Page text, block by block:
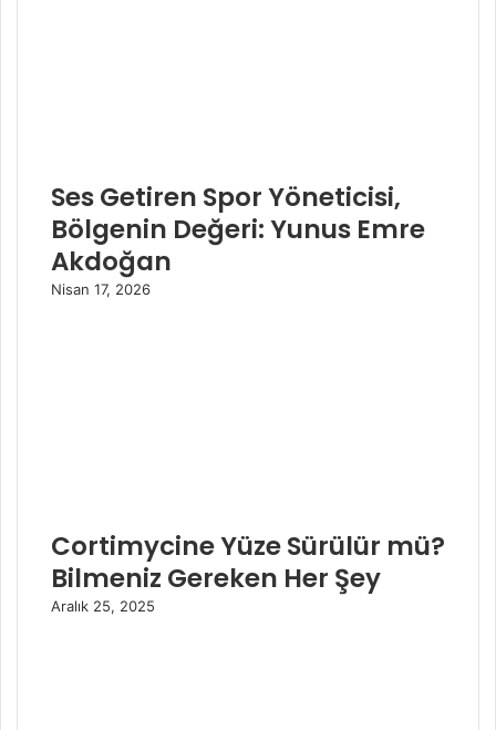
Ses Getiren Spor Yöneticisi,
Bölgenin Değeri: Yunus Emre
Akdoğan
Nisan 17, 2026
Cortimycine Yüze Sürülür mü?
Bilmeniz Gereken Her Şey
Aralık 25, 2025